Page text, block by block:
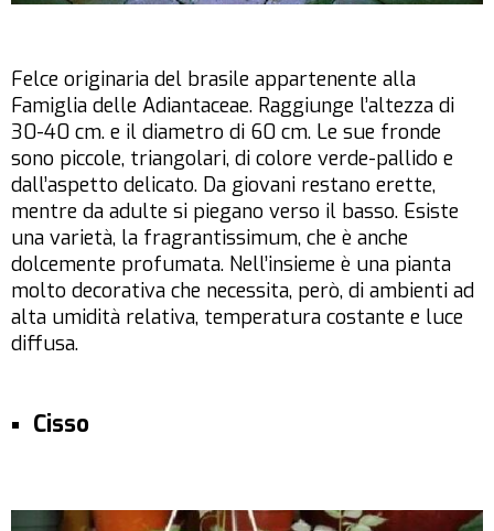
Felce originaria del brasile appartenente alla
Famiglia delle Adiantaceae. Raggiunge l’altezza di
30-40 cm. e il diametro di 60 cm. Le sue fronde
sono piccole, triangolari, di colore verde-pallido e
dall’aspetto delicato. Da giovani restano erette,
mentre da adulte si piegano verso il basso. Esiste
una varietà, la fragrantissimum, che è anche
dolcemente profumata. Nell’insieme è una pianta
molto decorativa che necessita, però, di ambienti ad
alta umidità relativa, temperatura costante e luce
diffusa.
Cisso